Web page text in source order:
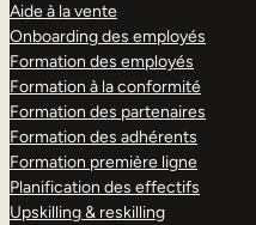
Aide à la vente
Onboarding des employés
Formation des employés
Formation à la conformité
Formation des partenaires
Formation des adhérents
Formation première ligne
Planification des effectifs
Upskilling & reskilling